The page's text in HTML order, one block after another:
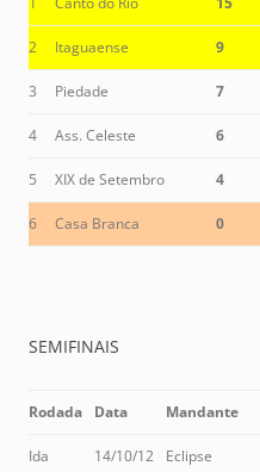
2 Itaguaense 9
3 Piedade 7
4 Ass. Celeste 6
5 XIX de Setembro 4
6 Casa Branca 0
SEMIFINAIS
Rodada Data Mandante
Ida 14/10/12 Eclipse